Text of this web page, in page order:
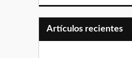
Artículos recientes